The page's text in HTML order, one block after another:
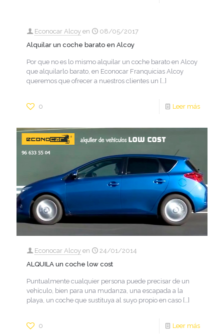
Econocar Alcoy en
08/05/2017
Alquilar un coche barato en Alcoy
Por que no es lo mismo alquilar un coche barato en Alcoy
que alquilarlo barato, en Econocar Franquicias Alcoy
queremos que ofrecer a nuestros clientes un […]
0 Leer más
Econocar Alcoy en
24/01/2014
ALQUILA un coche low cost
Puntualmente cualquier persona puede precisar de un
vehículo, bien para una mudanza, una escapada a la
playa, un coche que sustituya al suyo propio en caso […]
0 Leer más